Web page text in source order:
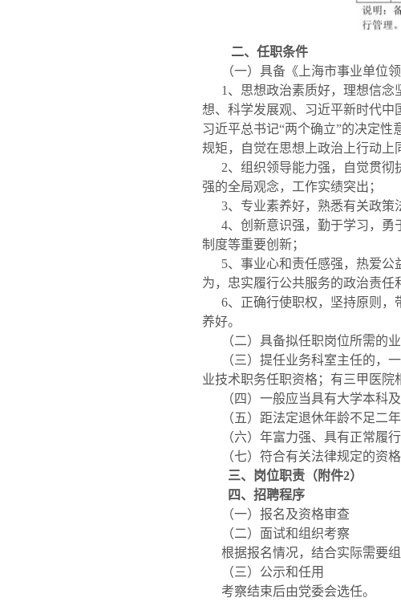
二、任职条件
（一）具备《上海市事业单位
1 、思想政治素质好，理想信念
想、科学发展观、习近平新时代
习近平总书记“两个确立”的决定性
规矩，自觉在思想上政治上行动上
2、组织领导能力强，自觉贯
强的全局观念，工作实绩突出；
3、专业素养好，熟悉有关政策
4、创新意识强，勤于学习，勇
制度等重要创新；
5、事业心和责任感强，热爱公
为，忠实履行公共服务的政治责任
6、正确行使职权，坚持原则，
养好。
（二）具备拟任职岗位所需的
（三）提任业务科室主任的，
业技术职务任职资格；有三甲医院
（四）一般应当具有大学本科
（五）距法定退休年龄不足二
（六）年富力强、具有正常履
（七）符合有关法律规定的资
三、岗位职责（附件2）
四、招聘程序
（一）报名及资格审查
（二）面试和组织考察
根据报名情况，结合实际需要
（三）公示和任用
考察结束后由党委会选任。